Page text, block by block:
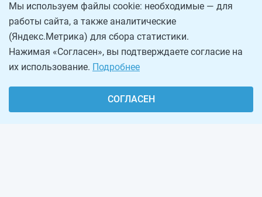
Мы используем файлы cookie: необходимые — для
работы сайта, а также аналитические
(Яндекс.Метрика) для сбора статистики.
Нажимая «Согласен», вы подтверждаете согласие на
их использование. Подробнее
СОГЛАСЕН